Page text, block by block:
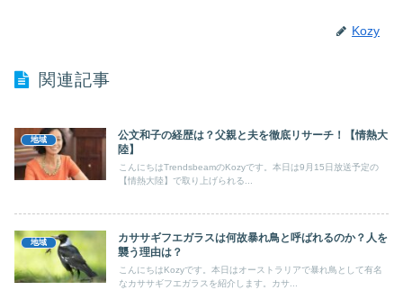
Kozy
関連記事
地域
公文和子の経歴は？父親と夫を徹底リサーチ！【情熱大
陸】
こんにちはTrendsbeamのKozyです。本日は9月15日放送予定の
【情熱大陸】で取り上げられる...
地域
カササギフエガラスは何故暴れ鳥と呼ばれるのか？人を
襲う理由は？
こんにちはKozyです。本日はオーストラリアで暴れ鳥として有名
なカササギフエガラスを紹介します。カサ...